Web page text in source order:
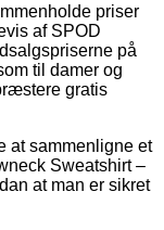
priser
af SPOD
på
til damer og
gratis
at sammenligne et
Sweatshirt –
at man er sikret